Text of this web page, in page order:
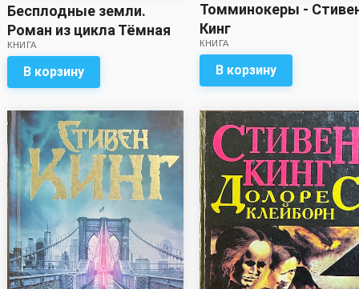
Бесплодные земли.
Роман из цикла Тёмная
башня - Стивен Кинг
КНИГА
В корзину
Томминокеры -
Кинг
КНИГА
В корзину